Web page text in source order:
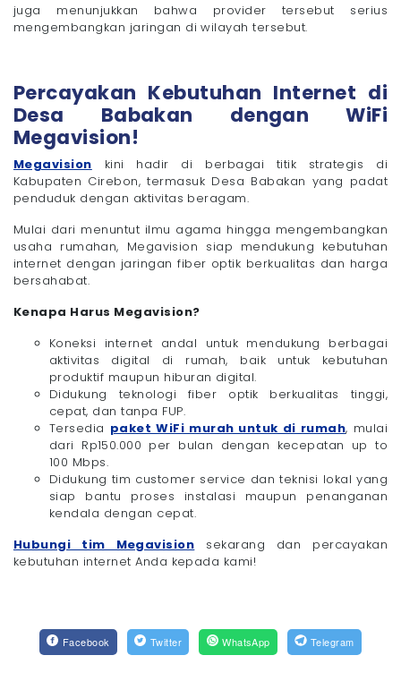
juga menunjukkan bahwa provider tersebut serius
mengembangkan jaringan di wilayah tersebut.
Percayakan Kebutuhan Internet di
Desa Babakan dengan WiFi
Megavision!
Megavision kini hadir di berbagai titik strategis di
Kabupaten Cirebon, termasuk Desa Babakan yang padat
penduduk dengan aktivitas beragam.
Mulai dari menuntut ilmu agama hingga mengembangkan
usaha rumahan, Megavision siap mendukung kebutuhan
internet dengan jaringan fiber optik berkualitas dan harga
bersahabat.
Kenapa Harus Megavision?
Koneksi internet andal untuk mendukung berbagai
aktivitas digital di rumah, baik untuk kebutuhan
produktif maupun hiburan digital.
Didukung teknologi fiber optik berkualitas tinggi,
cepat, dan tanpa FUP.
Tersedia paket WiFi murah untuk di rumah, mulai
dari Rp150.000 per bulan dengan kecepatan up to
100 Mbps.
Didukung tim customer service dan teknisi lokal yang
siap bantu proses instalasi maupun penanganan
kendala dengan cepat.
Hubungi tim Megavision sekarang dan percayakan
kebutuhan internet Anda kepada kami!
Facebook Twitter WhatsApp Telegram